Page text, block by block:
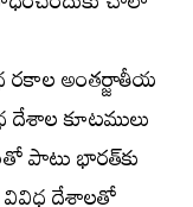
రకాల అంతర్జాతీయ
దేశాల కూటములు
పాటు భారత్‌కు